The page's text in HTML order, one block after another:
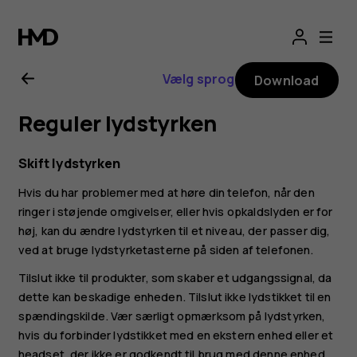
Brugervejledning
til
Nokia
8.1
Vælg sprog Download
Reguler lydstyrken
Skift lydstyrken
Hvis du har problemer med at høre din telefon, når den
ringer i støjende omgivelser, eller hvis opkaldslyden er for
høj, kan du ændre lydstyrken til et niveau, der passer dig,
ved at bruge lydstyrketasterne på siden af telefonen.
Tilslut ikke til produkter, som skaber et udgangssignal, da
dette kan beskadige enheden. Tilslut ikke lydstikket til en
spændingskilde. Vær særligt opmærksom på lydstyrken,
hvis du forbinder lydstikket med en ekstern enhed eller et